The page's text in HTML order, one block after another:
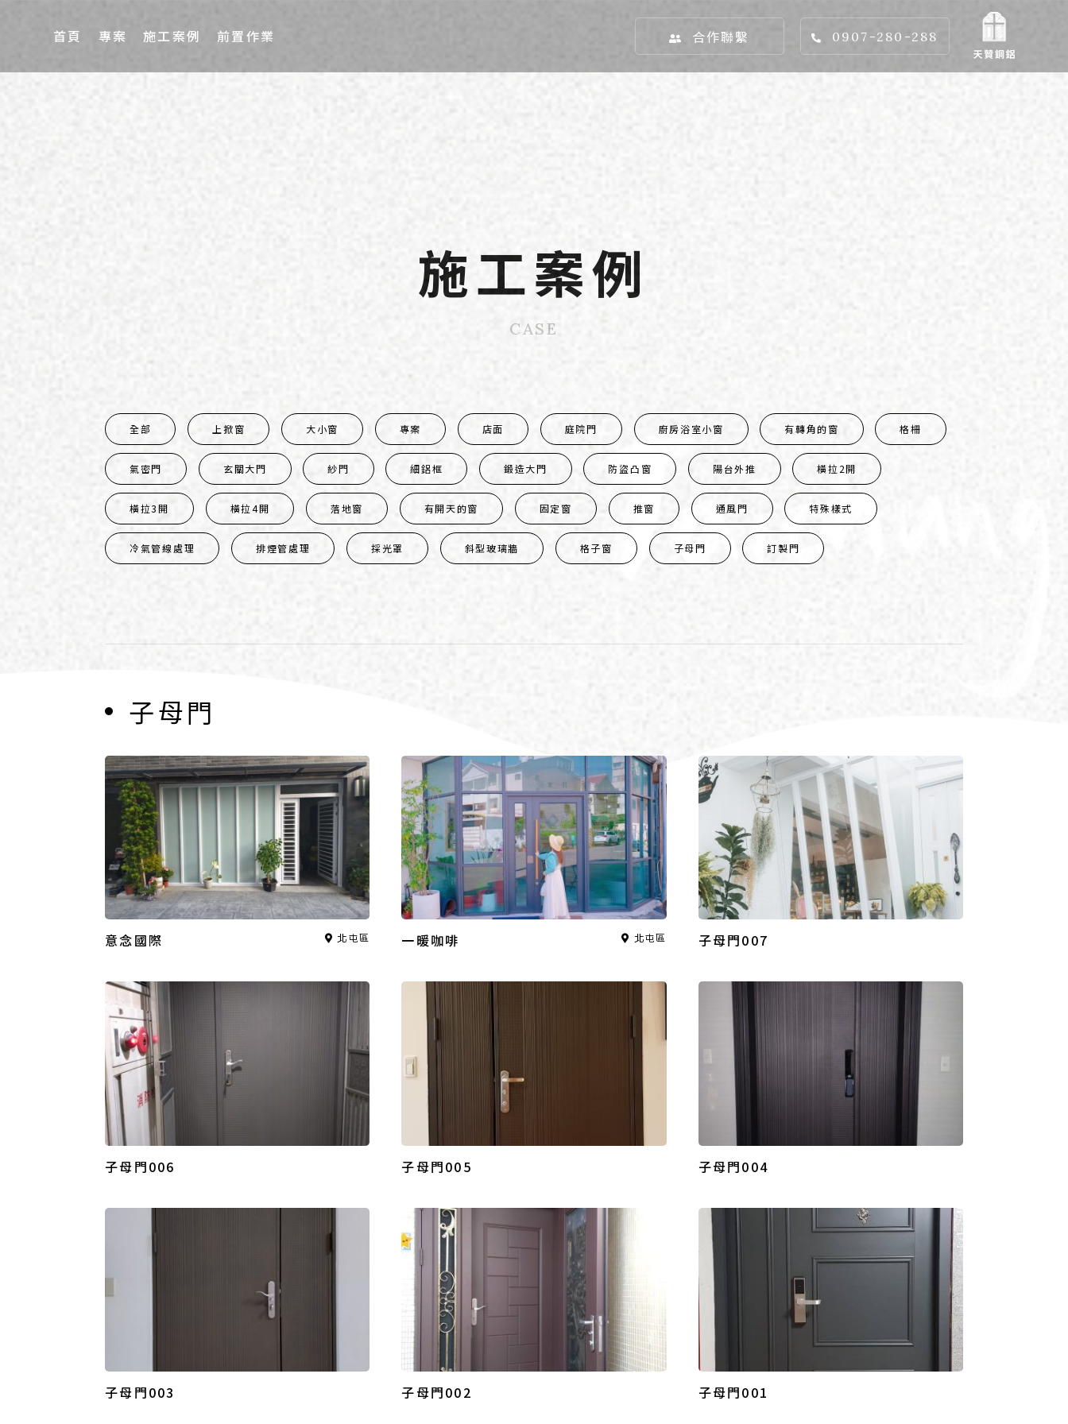
首頁 專案 施工案例 前置作業 合作聯繫 0907-280-288
施工案例
CASE
全部 上掀窗 大小窗 專案 店面 庭院門 廚房浴室小窗 有轉角的窗 格柵
氣密門 玄關大門 紗門 細鋁框 鍛造大門 防盜凸窗 陽台外推 橫拉2開
橫拉3開 橫拉4開 落地窗 有開天的窗 固定窗 推窗 通風門 特殊樣式
冷氣管線處理 排煙管處理 採光罩 斜型玻璃牆 格子窗 子母門 訂製門
子母門
意念國際 北屯區 一暖咖啡 北屯區 子母門007
子母門006 子母門005 子母門004
子母門003 子母門002 子母門001